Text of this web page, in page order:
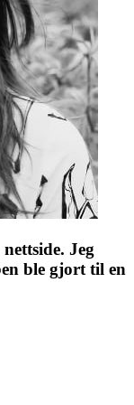
Jeg
ble gjort til en